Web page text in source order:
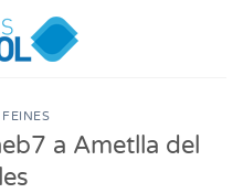
a Ametlla del